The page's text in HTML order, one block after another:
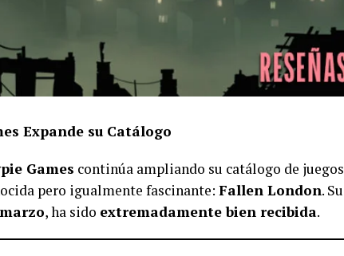
Expande su Catálogo
Games continúa ampliando su catálogo de juegos
pero igualmente fascinante: Fallen London. Su
, ha sido extremadamente bien recibida.